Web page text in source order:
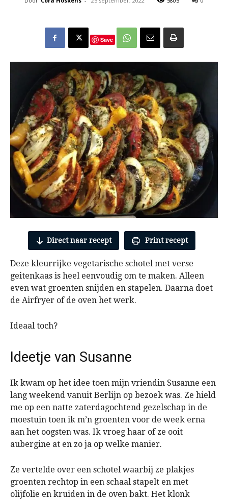
Save
Direct naar recept Print recept
Deze kleurrijke vegetarische schotel met verse
geitenkaas is heel eenvoudig om te maken. Alleen
even wat groenten snijden en stapelen. Daarna doet
de Airfryer of de oven het werk.
Ideaal toch?
Ideetje van Susanne
Ik kwam op het idee toen mijn vriendin Susanne een
lang weekend vanuit Berlijn op bezoek was. Ze hield
me op een natte zaterdagochtend gezelschap in de
moestuin toen ik m’n groenten voor de week erna
aan het oogsten was. Ik vroeg haar of ze ooit
aubergine at en zo ja op welke manier.
Ze vertelde over een schotel waarbij ze plakjes
groenten rechtop in een schaal stapelt en met
olijfolie en kruiden in de oven bakt. Het klonk